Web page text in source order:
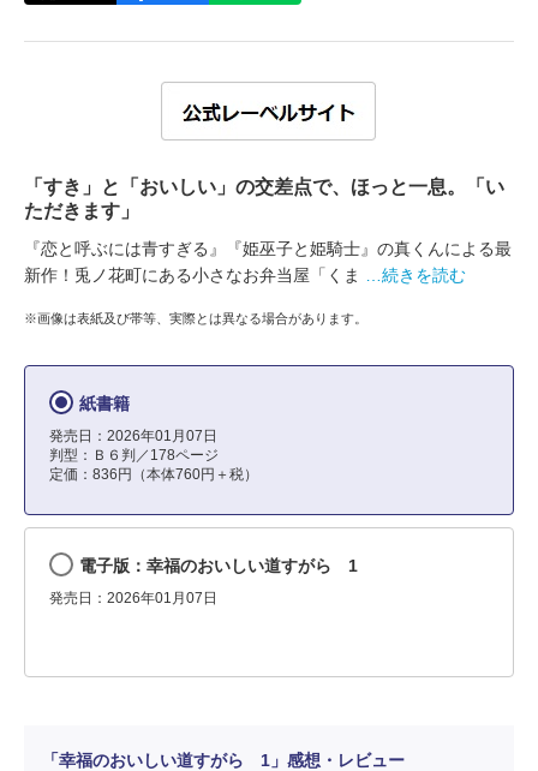
「すき」と「おいしい」の交差点で、ほっと一息。「い
ただきます」
『恋と呼ぶには青すぎる』『姫巫子と姫騎士』の真くんによる最
新作！兎ノ花町にある小さなお弁当屋「くま
…続きを読む
※画像は表紙及び帯等、実際とは異なる場合があります。
紙書籍
発売日：2026年01月07日
判型：Ｂ６判／178ページ
定価：836円（本体760円＋税）
電子版：幸福のおいしい道すがら 1
発売日：2026年01月07日
「幸福のおいしい道すがら 1」感想・レビュー